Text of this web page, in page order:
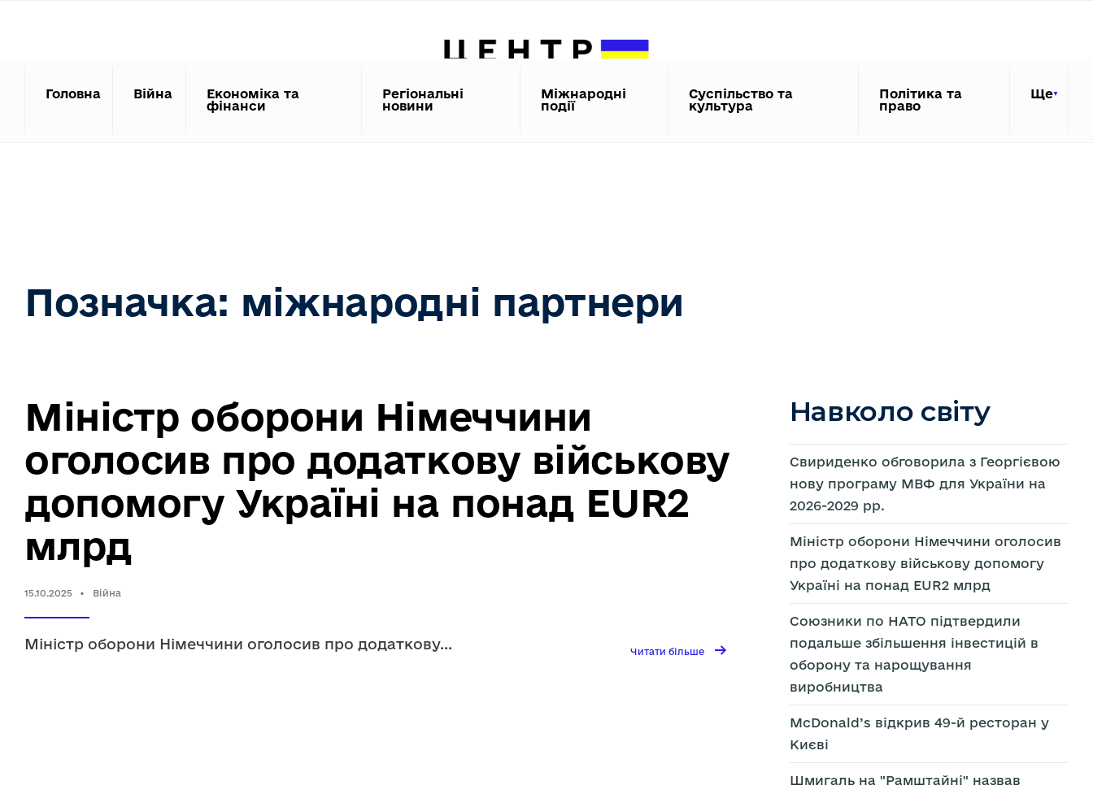
Головна Війна
Економіка та
фінанси
Регіональні
новини
Міжнародні
події
Суспільство та
культура
Політика та
право
Ще
Позначка: міжнародні партнери
Міністр оборони Німеччини
оголосив про додаткову військову
допомогу Україні на понад EUR2
млрд
15.10.2025 • Війна
Міністр оборони Німеччини оголосив про додаткову... Читати більше →
Читати
Навколо світу
Свириденко обговорила з Георгієвою
нову програму МВФ для України на
2026-2029 рр.
Міністр оборони Німеччини оголосив
про додаткову військову допомогу
Україні на понад EUR2 млрд
Союзники по НАТО підтвердили
подальше збільшення інвестицій в
оборону та нарощування
виробництва
McDonald’s відкрив 49-й ресторан у
Києві
Шмигаль на "Рамштайні" назвав